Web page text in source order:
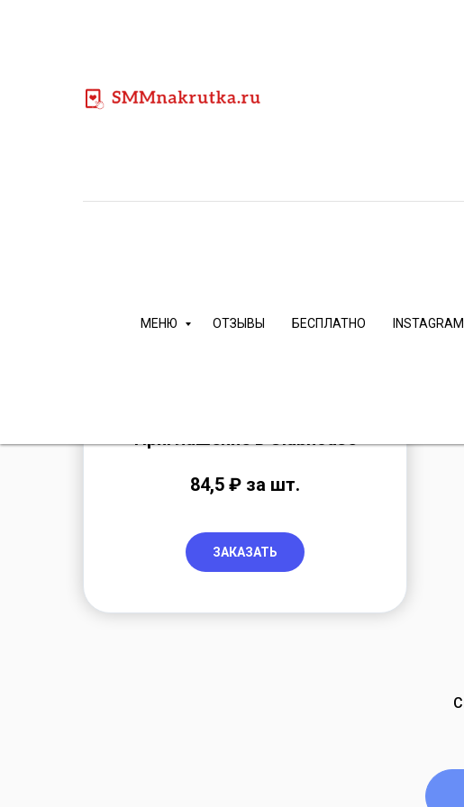
МЕНЮ ОТЗЫВЫ БЕСПЛАТНО INSTAGRAM
Приглашение в Clubhouse
84,5 ₽ за шт.
ЗАКАЗАТЬ